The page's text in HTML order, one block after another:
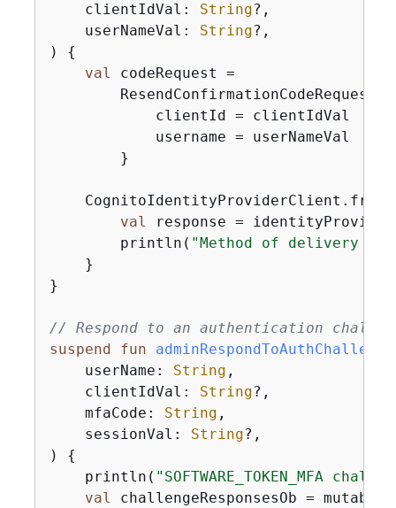
    clientIdVal:
String?,
    userNameVal:
String?,
)
{
val codeRequest =
        ResendConfirmationCodeRequest
            clientId = clientIdVal
            username = userNameVal
        }
val response =
        println(
"Method of delivery is
    }
}
// Respond to an authentication
suspend
fun adminRespondToAuthChallenge
    userName:
String ,
    clientIdVal:
String?,
    mfaCode:
String ,
    sessionVal:
String?,
)
{
    println(
"SOFTWARE_TOKEN_MFA
val challengeResponsesOb =